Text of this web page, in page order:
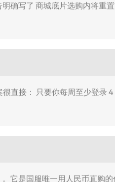
确写了 商城底片选购内将重
直接： 只要你每周至少登录
它是国服唯一用人民币直购